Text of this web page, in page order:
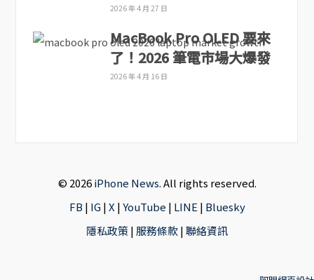
2026 年 4 月 27 日
MacBook Pro OLED 要來
了！2026 筆電市場大爆發
2026 年 4 月 16 日
© 2026iPhone News. All rights reserved.
FB | IG|X |YouTube | LINE | Bluesky
隱私政策| 服務條款|聯絡資訊